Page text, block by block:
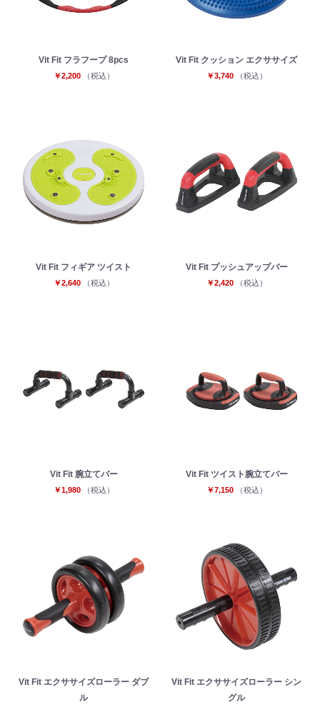
Vit Fit フラフープ 8pcs
￥2,200 （税込）
Vit Fit クッション エクササイズ
￥3,740 （税込）
Vit Fit フィギア ツイスト
￥2,640 （税込）
Vit Fit プッシュアップバー
￥2,420 （税込）
Vit Fit 腕立てバー
￥1,980 （税込）
Vit Fit ツイスト腕立てバー
￥7,150 （税込）
Vit Fit エクササイズローラー ダブ
ル
Vit Fit エクササイズローラー シン
グル